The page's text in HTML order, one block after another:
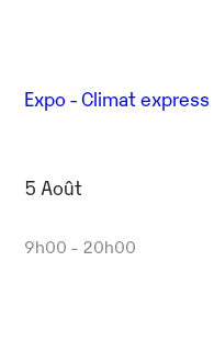
Expo - Climat express
5 Août
9h00 - 20h00